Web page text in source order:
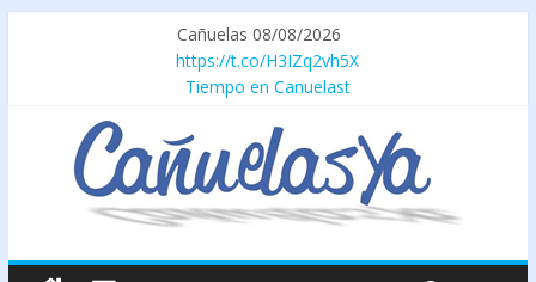
Cañuelas 08/08/2026
https://t.co/H3IZq2vh5X
Tiempo en Canuelast